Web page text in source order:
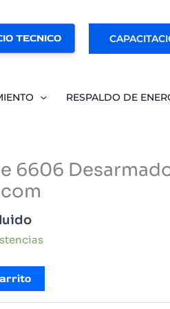
TECNICO
RESPALDO DE
6606